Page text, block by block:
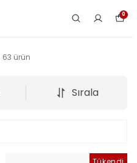
0
63 ürün
Sırala